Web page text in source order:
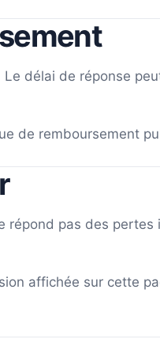
délai de réponse
de remboursement
répond pas des
affichée sur cette